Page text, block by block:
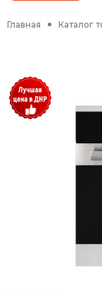
Главная Каталог